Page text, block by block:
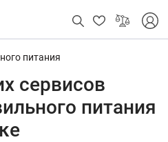
питания
сервисов
питания